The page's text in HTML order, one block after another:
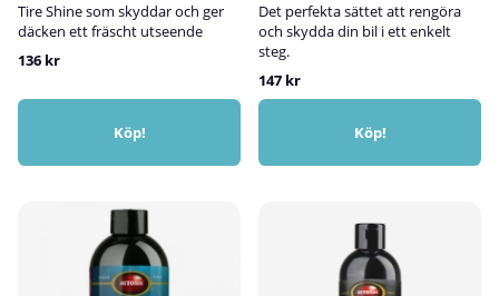
Tire Shine som skyddar och ger
däcken ett fräscht utseende
136 kr
Köp!
Det perfekta sättet att rengöra
och skydda din bil i ett enkelt
steg.
147 kr
Köp!